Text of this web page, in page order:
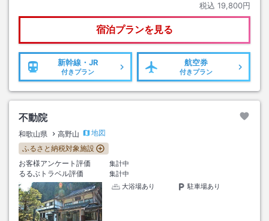
税込 19,800円
宿泊プランを見る
新幹線・JR
付きプラン
航空券
付きプラン
不動院
和歌山県 高野山
地図
ふるさと納税対象施設
お客様アンケート評価
集計中
るるぶトラベル評価
集計中
大浴場あり
駐車場あり